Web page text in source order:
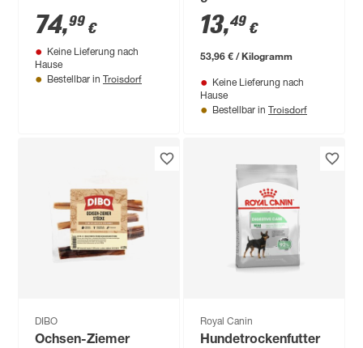
74,99 €
Keine Lieferung nach
Hause
Bestellbar in Troisdorf
13,49 €
53,96 € / Kilogramm
Keine Lieferung nach
Hause
Bestellbar in Troisdorf
DIBO
Ochsen-Ziemer
Royal Canin
Hundetrockenfutter